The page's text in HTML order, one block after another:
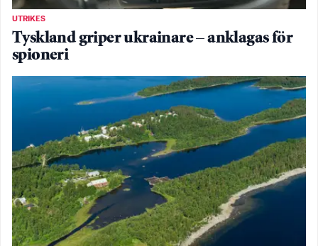
UTRIKES
Tyskland griper ukrainare – anklagas för
spioneri